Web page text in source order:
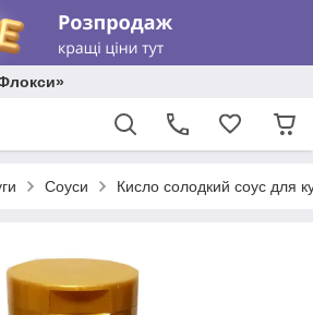
Соуси Кисло солодкий соус для